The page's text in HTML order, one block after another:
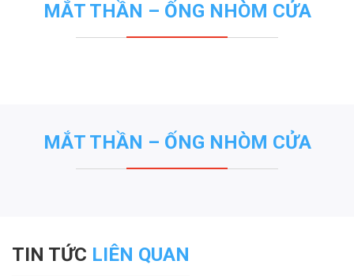
MẮT THẦN – ỐNG NHÒM CỬA
MẮT THẦN – ỐNG NHÒM CỬA
TIN TỨC LIÊN QUAN